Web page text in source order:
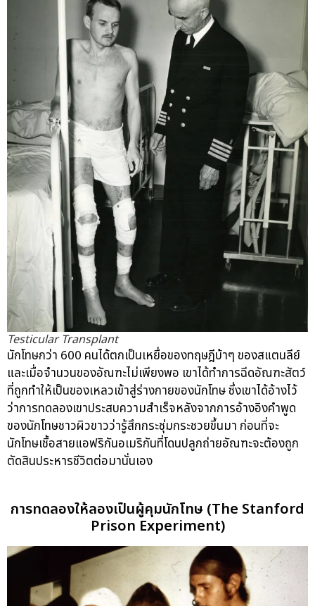
Testicular Transplant
นักโทษกว่า 600 คนได้ตกเป็นเหยื่อของทฤษฎีบ้าๆ ของสแตนลีย์
และเมื่อจำนวนของอัณฑะไม่เพียงพอ เขาได้ทำการฉีดอัณฑะสัตว์
ที่ถูกทำให้เป็นของเหลวเข้าสู่ร่างกายของนักโทษ ซึ่งเขาได้อ้างไว้
ว่าการทดลองเขาประสบความสำเร็จหลังจากการอ้างอิงคำพูด
ของนักโทษชาวผิวขาวว่ารู้สึกกระชุ่มกระชวยขึ้นมา ก่อนที่จะ
นักโทษเชื้อสายแอฟริกันอเมริกันที่โดนปลูกถ่ายอัณฑะจะต้องถูก
ตัดสินประหารชีวิตต่อมานั่นเอง
การทดลองให้ลองเป็นผู้คุมนักโทษ (The Stanford
Prison Experiment)